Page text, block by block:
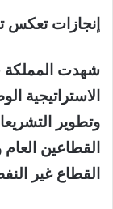
إنجازات تعكس
شهدت المملكة
الاستراتيجية
وتطوير
القطاعين
القطاع غير